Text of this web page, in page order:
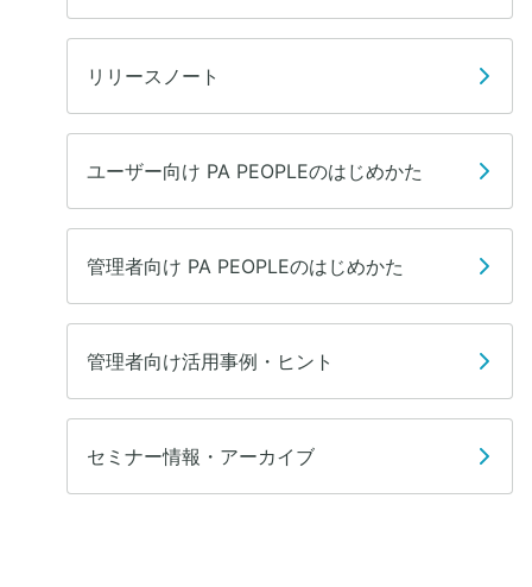
リリースノート
ユーザー向け PA PEOPLEのはじめかた
管理者向け PA PEOPLEのはじめかた
管理者向け活用事例・ヒント
セミナー情報・アーカイブ